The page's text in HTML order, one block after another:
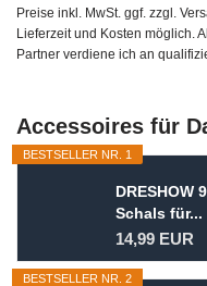
Preise inkl. MwSt. ggf. zzgl.
Lieferzeit und Kosten möglich.
Partner verdiene ich an
Accessoires für
BESTSELLER NR. 1
DRESHOW
Schals für...
14,99 EUR
BESTSELLER NR. 2